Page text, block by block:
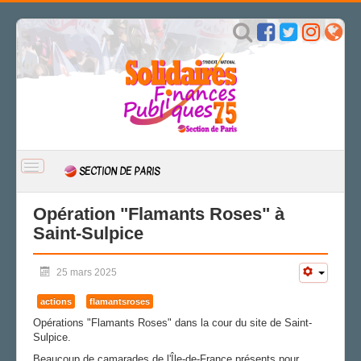
BASCULER
NAVIGATION
SECTION DE PARIS
ACTUALITÉ
Actions
NRP/Démetropolisation
Expression
Engagements
Opération "Flamants Roses" à
Saint-Sulpice
25 mars 2025
actions flamantsroses
Opérations "Flamants Roses" dans la cour du site de Saint-
Sulpice.